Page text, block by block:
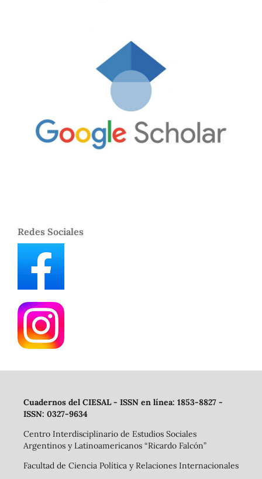
Redes Sociales
Cuadernos del CIESAL - ISSN en línea: 1853-8827 -
ISSN: 0327-9634
Centro Interdisciplinario de Estudios Sociales
Argentinos y Latinoamericanos “Ricardo Falcón”
Facultad de Ciencia Política y Relaciones Internacionales